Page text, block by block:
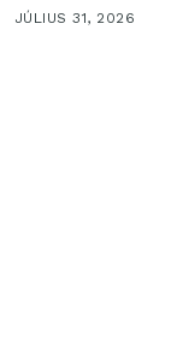
JÚLIUS 31, 2026